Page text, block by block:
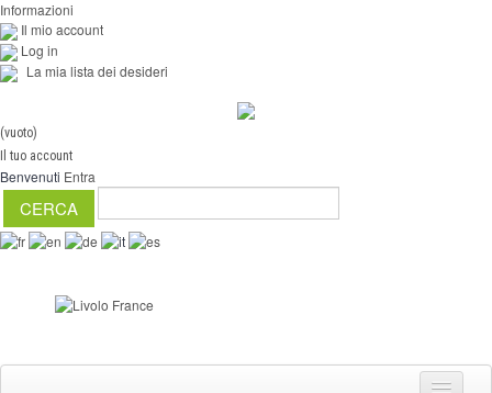
Informazioni
Il mio account
Log in
La mia lista dei desideri
(vuoto)
Il tuo account
Benvenuti Entra